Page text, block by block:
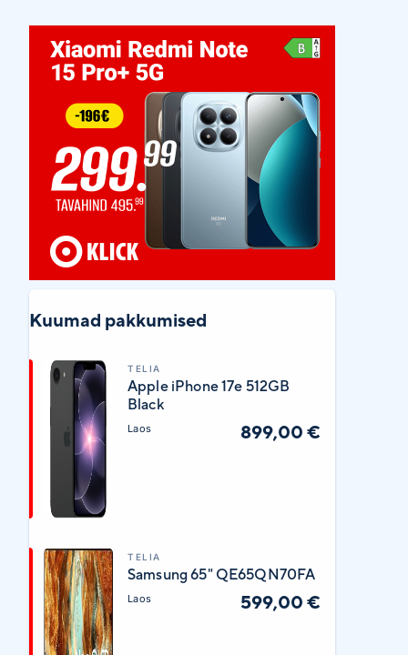
Kuumad pakkumised
TELIA
Apple iPhone 17e 512GB
Black
Laos 899,00 €
TELIA
Samsung 65" QE65QN70FA
Laos 599,00 €